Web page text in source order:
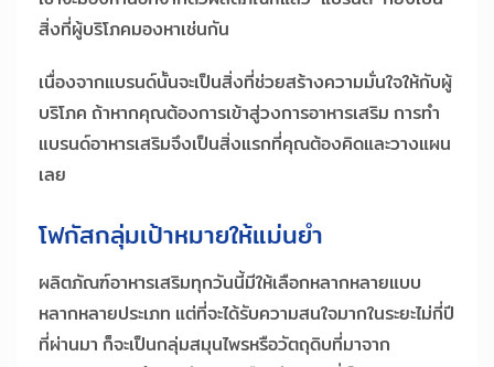
สิ่งที่ผู้บริโภคมองหาเช่นกัน
เนื่องจากแบรนด์นั้นจะเป็นสิ่งที่ช่วยสร้างความมั่นใจให้กับผู้
บริโภค ถ้าหากคุณต้องการเข้าสู่วงการอาหารเสริม การทำ
แบรนด์อาหารเสริมจึงเป็นสิ่งแรกที่คุณต้องคิดและวางแผน
เลย
โฟกัสกลุ่มเป้าหมายให้แม่นยำ
ผลิตภัณฑ์อาหารเสริมทุกวันนี้มีให้เลือกหลากหลายแบบ
หลากหลายประเภท แต่ที่จะได้รับความสนใจมากในระยะไม่กี่ปี
ที่ผ่านมา ก็จะเป็นกลุ่มสมุนไพรหรือวัตถุดิบที่มาจาก